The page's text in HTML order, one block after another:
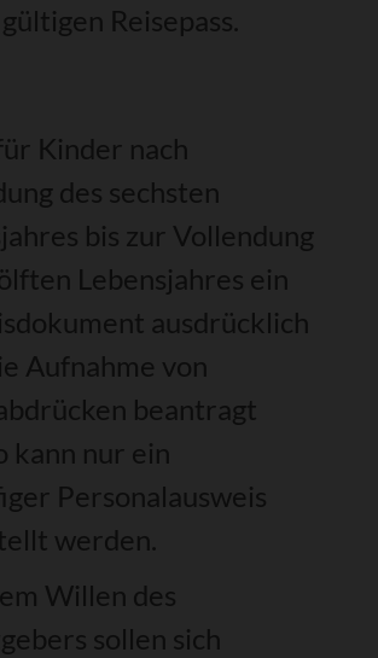
Reisepass.
Kinder nach
des sechsten
bis zur Vollendung
Lebensjahres ein
ausdrücklich
Aufnahme von
beantragt
kann nur ein
Personalausweis
werden.
Willen des
sollen sich